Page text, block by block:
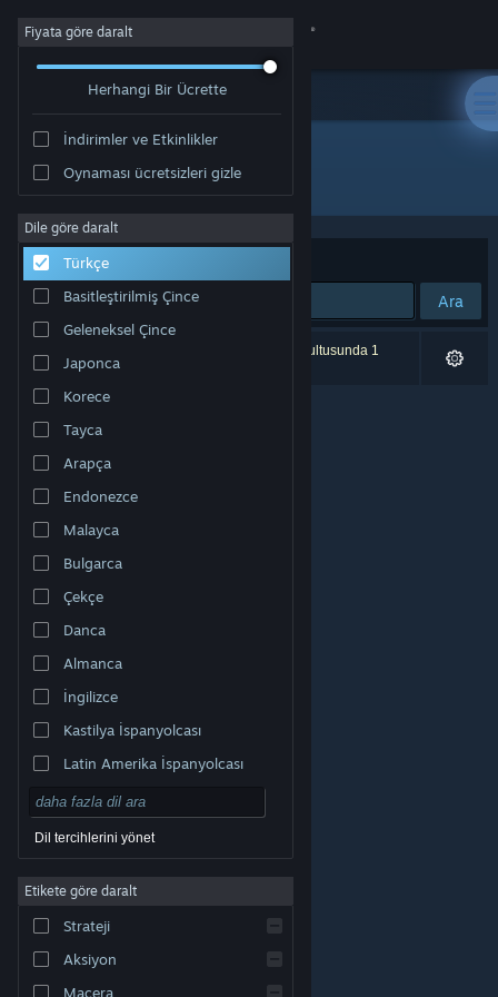
Giriş yap
Hakkında
Destek
Dili değiştir
Steam mobil uygulamasını yükle
Masaüstü internet sitesini görüntüle
markalar, ABD ve diğer ülkelerde ilgili sahiplerinin
Erişilebilirlik |
Çerezler
Fiyata göre daralt
Herhangi Bir Ücrette
İndirimler ve Etkinlikler
Oynaması ücretsizleri gizle
Dile göre daralt
Türkçe
Basitleştirilmiş Çince
Geleneksel Çince
Japonca
Korece
Tayca
Arapça
Endonezce
Malayca
Bulgarca
Çekçe
Danca
Almanca
İngilizce
Kastilya İspanyolcası
Latin Amerika İspanyolcası
Dil tercihlerini yönet
Etikete göre daralt
Strateji
Aksiyon
Macera
Geliştirici: Oktay ŞAHİN
Sırala Uygunluk
Ara
0 sonuç aramanızla eşleşiyor. Tercihleriniz doğrultusunda 1
ürün dâhil edilmedi.